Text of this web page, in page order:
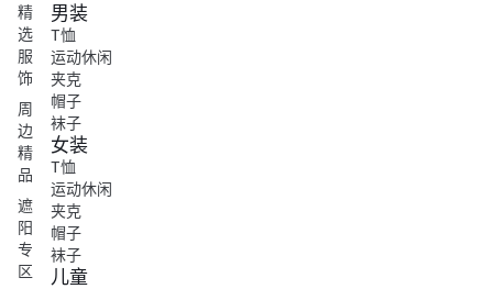
精
选
服
饰
周
边
精
品
遮
阳
专
区
男装
T恤
运动休闲
夹克
帽子
袜子
女装
T恤
运动休闲
夹克
帽子
袜子
儿童